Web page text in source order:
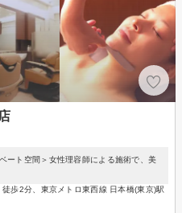
ート空間＞女性理容師による施術で、美
歩2分、東京メトロ東西線 日本橋(東京)駅